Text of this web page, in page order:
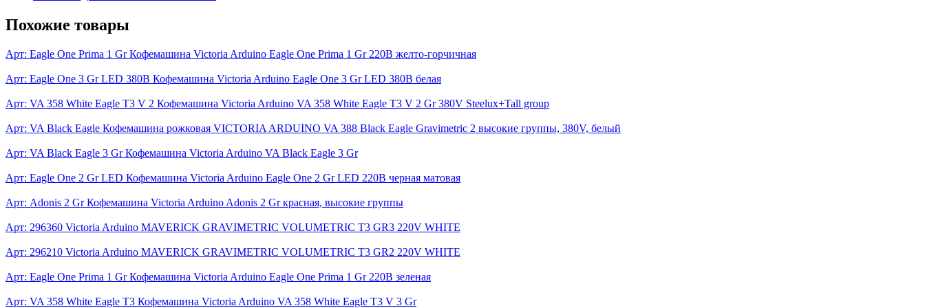
Похожие товары
Арт: Eagle One Prima 1 GrКофемашина Victoria Arduino Eagle One Prima 1 Gr 220В желто-горчичная
Арт: Eagle One 3 Gr LED 380В Кофемашина Victoria Arduino Eagle One 3 Gr LED 380В белая
Арт: VA 358 White Eagle T3 V 2 Кофемашина Victoria Arduino VA 358 White Eagle T3 V 2 Gr 380V Steelux+Tall group
Арт: VA Black Eagle Кофемашина рожковая VICTORIA ARDUINO VA 388 Black Eagle Gravimetric 2 высокие группы, 380V, белый
Арт: VA Black Eagle 3 GrКофемашина Victoria Arduino VA Black Eagle 3 Gr
Арт: Eagle One 2 Gr LED Кофемашина Victoria Arduino Eagle One 2 Gr LED 220В черная матовая
Арт: Adonis 2 GrКофемашина Victoria Arduino Adonis 2 Gr красная, высокие группы
Арт: 296360 Victoria Arduino MAVERICK GRAVIMETRIC VOLUMETRIC T3 GR3 220V WHITE
Арт: 296210 Victoria Arduino MAVERICK GRAVIMETRIC VOLUMETRIC T3 GR2 220V WHITE
Арт: Eagle One Prima 1 GrКофемашина Victoria Arduino Eagle One Prima 1 Gr 220В зеленая
Арт: VA 358 White Eagle T3 Кофемашина Victoria Arduino VA 358 White Eagle T3 V 3 Gr